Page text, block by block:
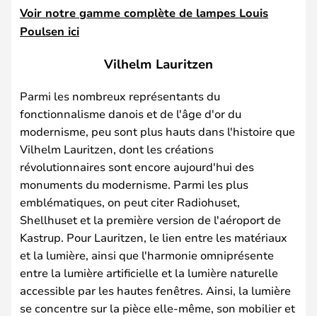
Voir notre gamme complète de lampes Louis
Poulsen ici
Vilhelm Lauritzen
Parmi les nombreux représentants du
fonctionnalisme danois et de l'âge d'or du
modernisme, peu sont plus hauts dans l'histoire que
Vilhelm Lauritzen, dont les créations
révolutionnaires sont encore aujourd'hui des
monuments du modernisme. Parmi les plus
emblématiques, on peut citer Radiohuset,
Shellhuset et la première version de l'aéroport de
Kastrup. Pour Lauritzen, le lien entre les matériaux
et la lumière, ainsi que l'harmonie omniprésente
entre la lumière artificielle et la lumière naturelle
accessible par les hautes fenêtres. Ainsi, la lumière
se concentre sur la pièce elle-même, son mobilier et